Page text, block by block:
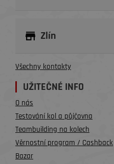
Zlín
Všechny kontakty
UŽITEČNÉ INFO
O nás
Testování kol a půjčovna
Teambuilding na kolech
Věrnostní program / Cashback
Bazar